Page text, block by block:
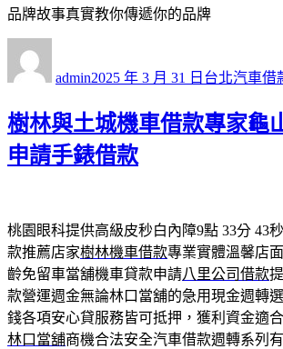
品牌故事真實教你傳遞你的品牌
admin佈
期:
2025 年 3 月 31 日 類
台北汽車借
樹林與土城機車借款專家龜
申請手錶借款
桃園眼科提供高級皮秒白內障9點 33分 43秒
款推薦店家樹林機車借款專業實體溫馨店
齡免留車當舖機車貸款申請八里公司借款
款營運週金無論林口當舖的急用現金週轉
錢各項安心貸服務皆可抵押，獲利資金適
林口當舖商機合法安全汽車借款週轉系列